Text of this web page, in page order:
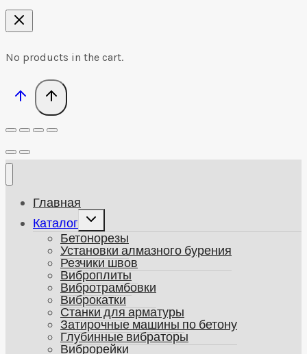
No products in the cart.
Главная
Каталог
Развернуть
дочернее
меню
Бетонорезы
Установки алмазного бурения
Резчики швов
Виброплиты
Вибротрамбовки
Виброкатки
Станки для арматуры
Затирочные машины по бетону
Глубинные вибраторы
Виброрейки